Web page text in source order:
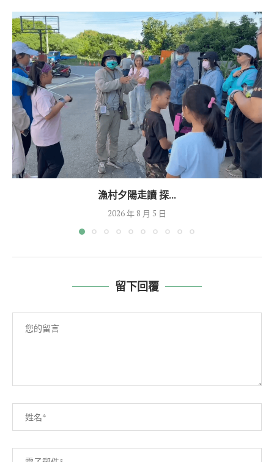
漁村夕陽走讀 探...
2026 年 8 月 5 日
留下回覆